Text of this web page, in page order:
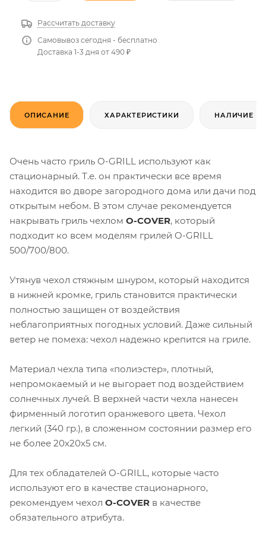
Рассчитать доставку
Самовывоз сегодня - бесплатно
Доставка 1-3 дня от 490 ₽
ОПИСАНИЕ ХАРАКТЕРИСТИКИ НАЛИЧИЕ
Очень часто гриль O-GRILL используют как
стационарный. Т.е. он практически все время
находится во дворе загородного дома или дачи под
открытым небом. В этом случае рекомендуется
накрывать гриль чехлом O-COVER, который
подходит ко всем моделям грилей O-GRILL
500/700/800.
Утянув чехол стяжным шнуром, который находится
в нижней кромке, гриль становится практически
полностью защищен от воздействия
неблагоприятных погодных условий. Даже сильный
ветер не помеха: чехол надежно крепится на гриле.
Материал чехла типа «полиэстер», плотный,
непромокаемый и не выгорает под воздействием
солнечных лучей. В верхней части чехла нанесен
фирменный логотип оранжевого цвета. Чехол
легкий (340 гр.), в сложенном состоянии размер его
не более 20х20х5 см.
Для тех обладателей O-GRILL, которые часто
используют его в качестве стационарного,
рекомендуем чехол O-COVER в качестве
обязательного атрибута.